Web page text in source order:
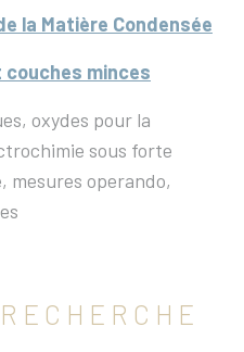
la Matière Condensée
minces
oxydes pour la
sous forte
operando,